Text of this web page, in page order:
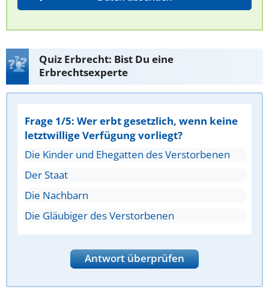
Quiz Erbrecht: Bist Du eine
Erbrechtsexperte
Frage 1/5: Wer erbt gesetzlich, wenn keine
letztwillige Verfügung vorliegt?
Die Kinder und Ehegatten des Verstorbenen
Der Staat
Die Nachbarn
Die Gläubiger des Verstorbenen
Antwort überprüfen